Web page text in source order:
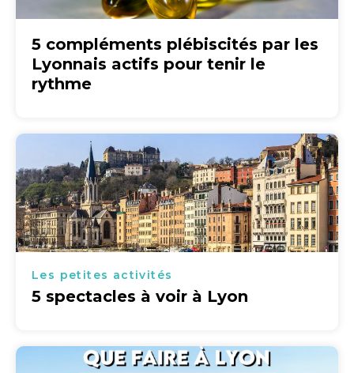
5 compléments plébiscités par les
Lyonnais actifs pour tenir le
rythme
Les petites activités
5 spectacles à voir à Lyon